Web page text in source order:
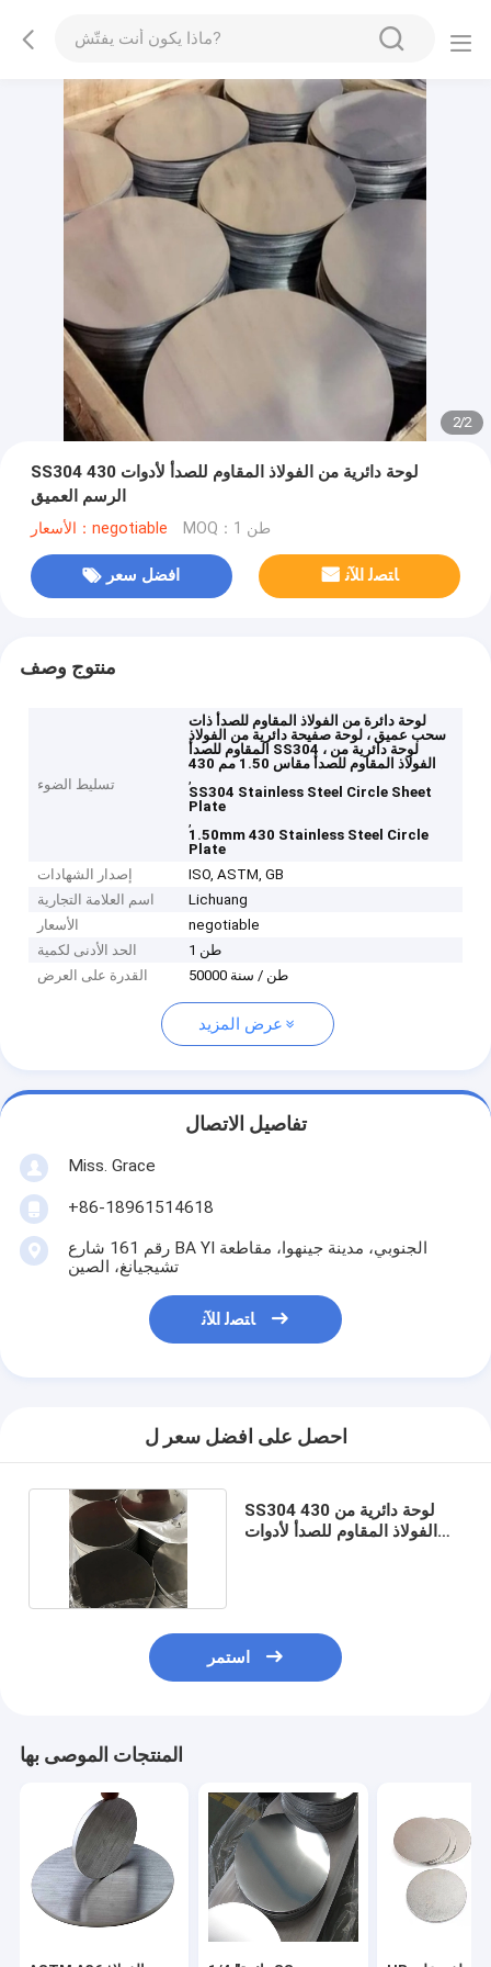
2/2
SS304 430 لوحة دائرية من الفولاذ المقاوم للصدأ لأدوات
الرسم العميق
الأسعار：negotiable MOQ：1 طن
افضل سعر ﺎﺘﺼﻟ ﺍﻶﻧ
منتوج وصف
تسليط الضوء
لوحة دائرة من الفولاذ المقاوم للصدأ ذات
سحب عميق ، لوحة صفيحة دائرية من الفولاذ
المقاوم للصدأ SS304 ، لوحة دائرية من
الفولاذ المقاوم للصدأ مقاس 1.50 مم 430
,
SS304 Stainless Steel Circle Sheet
Plate
,
1.50mm 430 Stainless Steel Circle
Plate
إصدار الشهادات
ISO, ASTM, GB
اسم العلامة التجارية
Lichuang
الأسعار
negotiable
الحد الأدنى لكمية
1 طن
القدرة على العرض
50000 طن / سنة
عرض المزيد
تفاصيل الاتصال
Miss. Grace
+86-18961514618
رقم 161 شارع BA YI الجنوبي، مدينة جينهوا، مقاطعة
تشيجيانغ، الصين
ﺎﺘﺼﻟ ﺍﻶﻧ
احصل على افضل سعر ل
SS304 430 لوحة دائرية من
الفولاذ المقاوم للصدأ لأدوات
استمر
المنتجات الموصى بها